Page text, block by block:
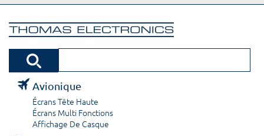
Avionique
Écrans Tête Haute
Écrans Multi Fonctions
Affichage De Casque